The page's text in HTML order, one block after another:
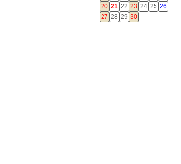
20 21 22 23 24 25 26
27 28 29 30